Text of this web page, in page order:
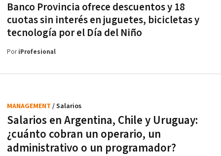
Banco Provincia ofrece descuentos y 18
cuotas sin interés en juguetes, bicicletas y
tecnología por el Día del Niño
PoriProfesional
Salarios en Argentina, Chile y Uruguay:
¿cuánto cobran un operario, un
administrativo o un programador?
MANAGEMENT / Salarios